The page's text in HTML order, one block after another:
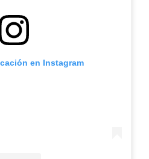
en Instagram